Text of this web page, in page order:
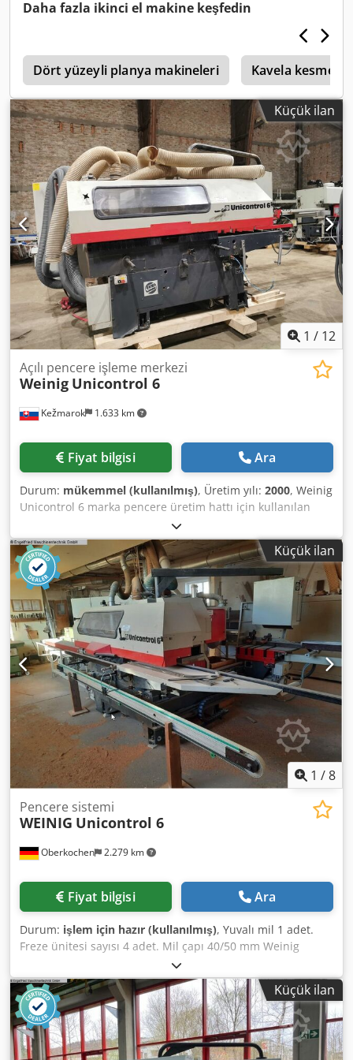
Daha fazla ikinci el makine keşfedin
Dört yüzeyli planya makineleri Kavela kesme
Küçük ilan
1 / 12
Kežmarok 1.633 km
Açılı pencere işleme merkezi
Weinig Unicontrol 6
Fiyat bilgisi Ara
Durum: mükemmel (kullanılmış), Üretim yılı: 2000, Weinig
Unicontrol 6 marka pencere üretim hattı için kullanılan
açılı kesme ünitesini satıyorum. Üretim yılı 2000. Crsdpfx
Aezkmd Isn Hsf Kesme başlıkları OERTLI markadır. Hemen
teslim edilebilir. Durumu çok iyi!
Küçük ilan
1 /8
Oberkochen 2.279 km
Pencere sistemi
WEINIG Unicontrol 6
Fiyat bilgisi Ara
Durum: işlem için hazır (kullanılmış), Yuvalı mil 1 adet.
Freze ünitesi sayısı 4 adet. Mil çapı 40/50 mm Weinig
Unicontrol 6 ----- Makine, teslimattan önce
Oberkochen'deki tesisimizde kontrol edilecektir! Teknik
Özelliklerin Özeti: (Mümkünse ek olarak dahil olan
aksesuarlar için lütfen bilgi alın) Poz. 1: Kesme testeresi ----
- > Alet sayısı: 1 adet. > Mil devri: 2.800 devir/dakika > Mil
çapı: 40 mm > Alet çapı maks.: 400 mm > Motor gücü: 3,0
Küçük ilan